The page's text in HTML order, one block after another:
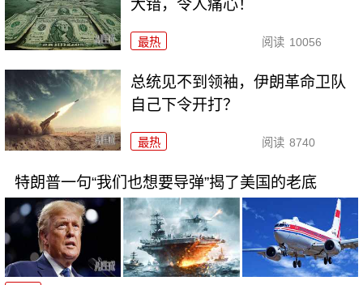
大错，令人痛心！
最热 阅读 10056
总统见不到领袖，伊朗革命卫队
自己下令开打？
最热 阅读 8740
特朗普一句“我们也想要导弹”揭了美国的老底